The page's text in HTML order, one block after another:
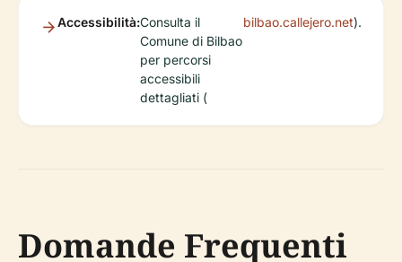
Accessibilità:Consulta il
Comune di Bilbao
per percorsi
accessibili
dettagliati (
bilbao.callejero.net).
Domande Frequenti